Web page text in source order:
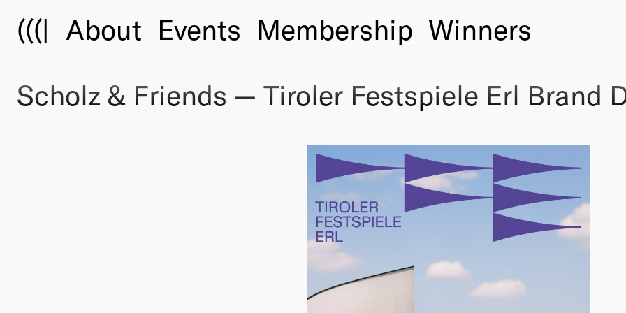
(((| About Events Membership Winners
Scholz & Friends — Tiroler Festspiele Erl Brand